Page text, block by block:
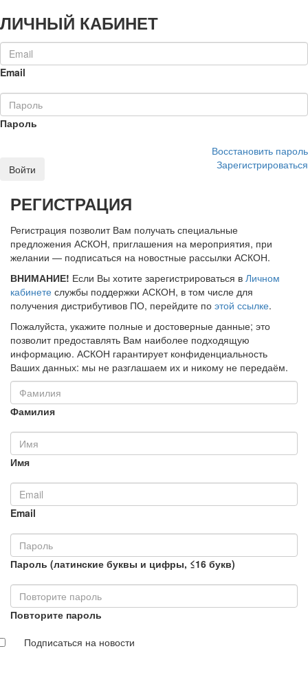
ЛИЧНЫЙ КАБИНЕТ
Email
Пароль
Восстановить пароль
Войти
Зарегистрироваться
РЕГИСТРАЦИЯ
Регистрация позволит Вам получать специальные
предложения АСКОН, приглашения на мероприятия, при
желании — подписаться на новостные рассылки АСКОН.
ВНИМАНИЕ! Если Вы хотите зарегистрироваться в Личном
кабинете службы поддержки АСКОН, в том числе для
получения дистрибутивов ПО, перейдите по этой ссылке.
Пожалуйста, укажите полные и достоверные данные; это
позволит предоставлять Вам наиболее подходящую
информацию. АСКОН гарантирует конфиденциальность
Ваших данных: мы не разглашаем их и никому не передаём.
Фамилия
Имя
Email
Пароль (латинские буквы и цифры, ≤16 букв)
Повторите пароль
Подписаться на новости